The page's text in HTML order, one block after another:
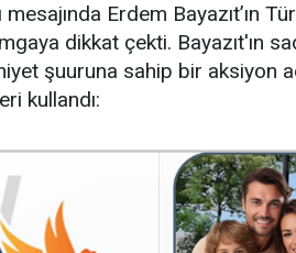
Erdem Bayazıt’ın
dikkat çekti. Bayazıt'ın
şuuruna sahip bir aksiyon
kullandı: